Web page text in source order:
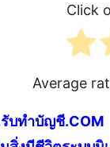
Click
Average
รับทำบัญชี.COM